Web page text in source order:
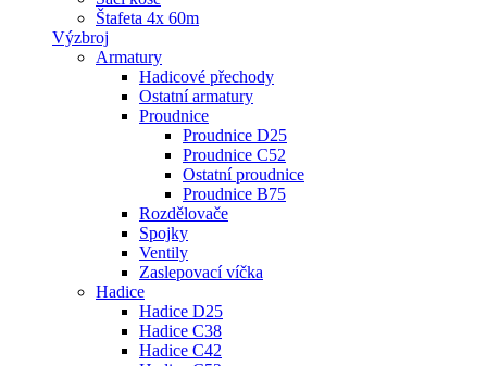
Štafeta 4x 60m
Výzbroj
Armatury
Hadicové přechody
Ostatní armatury
Proudnice
Proudnice D25
Proudnice C52
Ostatní proudnice
Proudnice B75
Rozdělovače
Spojky
Ventily
Zaslepovací víčka
Hadice
Hadice D25
Hadice C38
Hadice C42